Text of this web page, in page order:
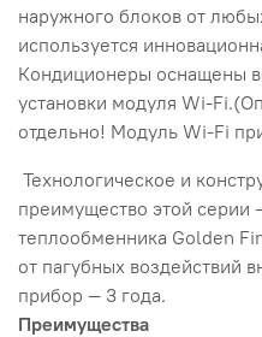
наружного блоков от
используется
Кондиционеры оснащены
установки модуля Wi-
отдельно! Модуль Wi-Fi
Технологическое и
преимущество этой серии
теплообменника Golden
от пагубных воздействий
прибор — 3 года.
Преимущества